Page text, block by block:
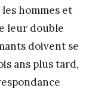
hommes et
leur double
doivent se
ans plus tard,